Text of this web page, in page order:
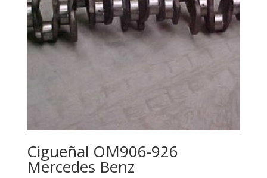
Cigueñal OM906-926
Mercedes Benz